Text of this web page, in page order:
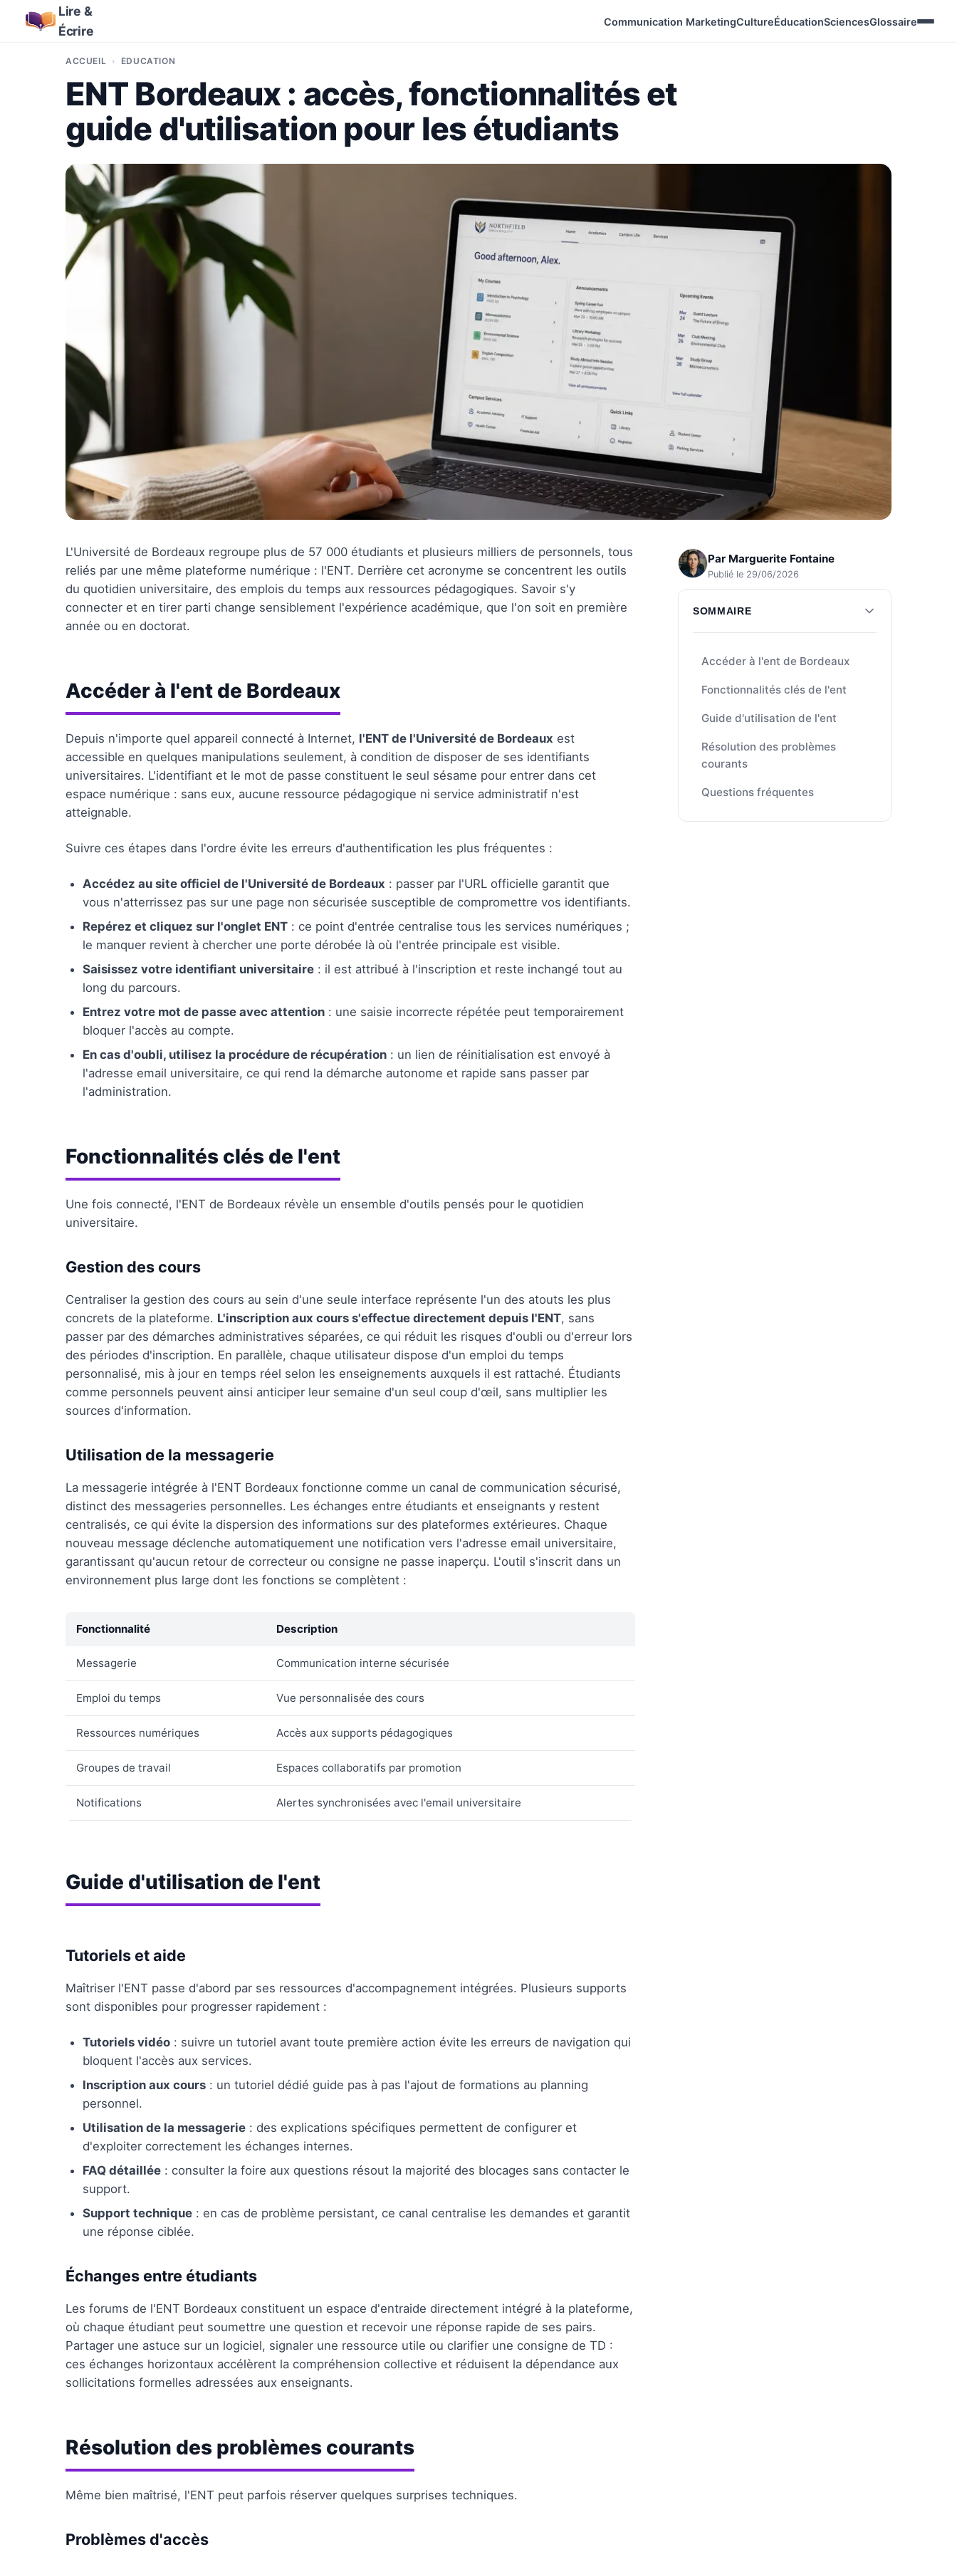
Lire &
Écrire
Communication MarketingCultureÉducationSciencesGlossaire
ACCUEIL ÉDUCATION
ENT Bordeaux : accès, fonctionnalités et
guide d'utilisation pour les étudiants
Par Marguerite Fontaine
Publié le 29/06/2026
SOMMAIRE
Accéder à l'ent de Bordeaux
Fonctionnalités clés de l'ent
Guide d'utilisation de l'ent
Résolution des problèmes
courants
Questions fréquentes
L'Université de Bordeaux regroupe plus de 57 000 étudiants et plusieurs milliers de personnels, tous
reliés par une même plateforme numérique : l'ENT. Derrière cet acronyme se concentrent les outils
du quotidien universitaire, des emplois du temps aux ressources pédagogiques. Savoir s'y
connecter et en tirer parti change sensiblement l'expérience académique, que l'on soit en première
année ou en doctorat.
Accéder à l'ent de Bordeaux
Depuis n'importe quel appareil connecté à Internet, l'ENT de l'Université de Bordeaux est
accessible en quelques manipulations seulement, à condition de disposer de ses identifiants
universitaires. L'identifiant et le mot de passe constituent le seul sésame pour entrer dans cet
espace numérique : sans eux, aucune ressource pédagogique ni service administratif n'est
atteignable.
Suivre ces étapes dans l'ordre évite les erreurs d'authentification les plus fréquentes :
Accédez au site officiel de l'Université de Bordeaux : passer par l'URL officielle garantit que
vous n'atterrissez pas sur une page non sécurisée susceptible de compromettre vos identifiants.
Repérez et cliquez sur l'onglet ENT : ce point d'entrée centralise tous les services numériques ;
le manquer revient à chercher une porte dérobée là où l'entrée principale est visible.
Saisissez votre identifiant universitaire : il est attribué à l'inscription et reste inchangé tout au
long du parcours.
Entrez votre mot de passe avec attention : une saisie incorrecte répétée peut temporairement
bloquer l'accès au compte.
En cas d'oubli, utilisez la procédure de récupération : un lien de réinitialisation est envoyé à
l'adresse email universitaire, ce qui rend la démarche autonome et rapide sans passer par
l'administration.
Fonctionnalités clés de l'ent
Une fois connecté, l'ENT de Bordeaux révèle un ensemble d'outils pensés pour le quotidien
universitaire.
Gestion des cours
Centraliser la gestion des cours au sein d'une seule interface représente l'un des atouts les plus
concrets de la plateforme. L'inscription aux cours s'effectue directement depuis l'ENT, sans
passer par des démarches administratives séparées, ce qui réduit les risques d'oubli ou d'erreur lors
des périodes d'inscription. En parallèle, chaque utilisateur dispose d'un emploi du temps
personnalisé, mis à jour en temps réel selon les enseignements auxquels il est rattaché. Étudiants
comme personnels peuvent ainsi anticiper leur semaine d'un seul coup d'œil, sans multiplier les
sources d'information.
Utilisation de la messagerie
La messagerie intégrée à l'ENT Bordeaux fonctionne comme un canal de communication sécurisé,
distinct des messageries personnelles. Les échanges entre étudiants et enseignants y restent
centralisés, ce qui évite la dispersion des informations sur des plateformes extérieures. Chaque
nouveau message déclenche automatiquement une notification vers l'adresse email universitaire,
garantissant qu'aucun retour de correcteur ou consigne ne passe inaperçu. L'outil s'inscrit dans un
environnement plus large dont les fonctions se complètent :
Fonctionnalité Description
Messagerie Communication interne sécurisée
Emploi du temps Vue personnalisée des cours
Ressources numériques Accès aux supports pédagogiques
Groupes de travail Espaces collaboratifs par promotion
Notifications Alertes synchronisées avec l'email universitaire
Guide d'utilisation de l'ent
Tutoriels et aide
Maîtriser l'ENT passe d'abord par ses ressources d'accompagnement intégrées. Plusieurs supports
sont disponibles pour progresser rapidement :
Tutoriels vidéo : suivre un tutoriel avant toute première action évite les erreurs de navigation qui
bloquent l'accès aux services.
Inscription aux cours : un tutoriel dédié guide pas à pas l'ajout de formations au planning
personnel.
Utilisation de la messagerie : des explications spécifiques permettent de configurer et
d'exploiter correctement les échanges internes.
FAQ détaillée : consulter la foire aux questions résout la majorité des blocages sans contacter le
support.
Support technique : en cas de problème persistant, ce canal centralise les demandes et garantit
une réponse ciblée.
Échanges entre étudiants
Les forums de l'ENT Bordeaux constituent un espace d'entraide directement intégré à la plateforme,
où chaque étudiant peut soumettre une question et recevoir une réponse rapide de ses pairs.
Partager une astuce sur un logiciel, signaler une ressource utile ou clarifier une consigne de TD :
ces échanges horizontaux accélèrent la compréhension collective et réduisent la dépendance aux
sollicitations formelles adressées aux enseignants.
Résolution des problèmes courants
Même bien maîtrisé, l'ENT peut parfois réserver quelques surprises techniques.
Problèmes d'accès